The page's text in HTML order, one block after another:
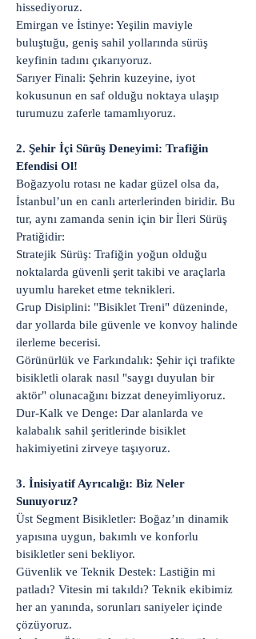
hissediyoruz.
Emirgan ve İstinye: Yeşilin maviyle
buluştuğu, geniş sahil yollarında sürüş
keyfinin tadını çıkarıyoruz.
Sarıyer Finali: Şehrin kuzeyine, iyot
kokusunun en saf olduğu noktaya ulaşıp
turumuzu zaferle tamamlıyoruz.
2. Şehir İçi Sürüş Deneyimi: Trafiğin
Efendisi Ol!
Boğazyolu rotası ne kadar güzel olsa da,
İstanbul’un en canlı arterlerinden biridir. Bu
tur, aynı zamanda senin için bir İleri Sürüş
Pratiğidir:
Stratejik Sürüş: Trafiğin yoğun olduğu
noktalarda güvenli şerit takibi ve araçlarla
uyumlu hareket etme teknikleri.
Grup Disiplini: "Bisiklet Treni" düzeninde,
dar yollarda bile güvenle ve konvoy halinde
ilerleme becerisi.
Görünürlük ve Farkındalık: Şehir içi trafikte
bisikletli olarak nasıl "saygı duyulan bir
aktör" olunacağını bizzat deneyimliyoruz.
Dur-Kalk ve Denge: Dar alanlarda ve
kalabalık sahil şeritlerinde bisiklet
hakimiyetini zirveye taşıyoruz.
3. İnisiyatif Ayrıcalığı: Biz Neler
Sunuyoruz?
Üst Segment Bisikletler: Boğaz’ın dinamik
yapısına uygun, bakımlı ve konforlu
bisikletler seni bekliyor.
Güvenlik ve Teknik Destek: Lastiğin mi
patladı? Vitesin mi takıldı? Teknik ekibimiz
her an yanında, sorunları saniyeler içinde
çözüyoruz.